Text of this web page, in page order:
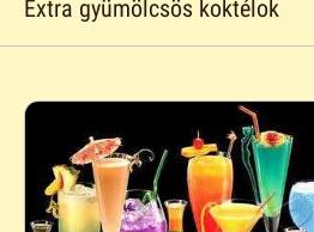
Extra gyümölcsös koktélok